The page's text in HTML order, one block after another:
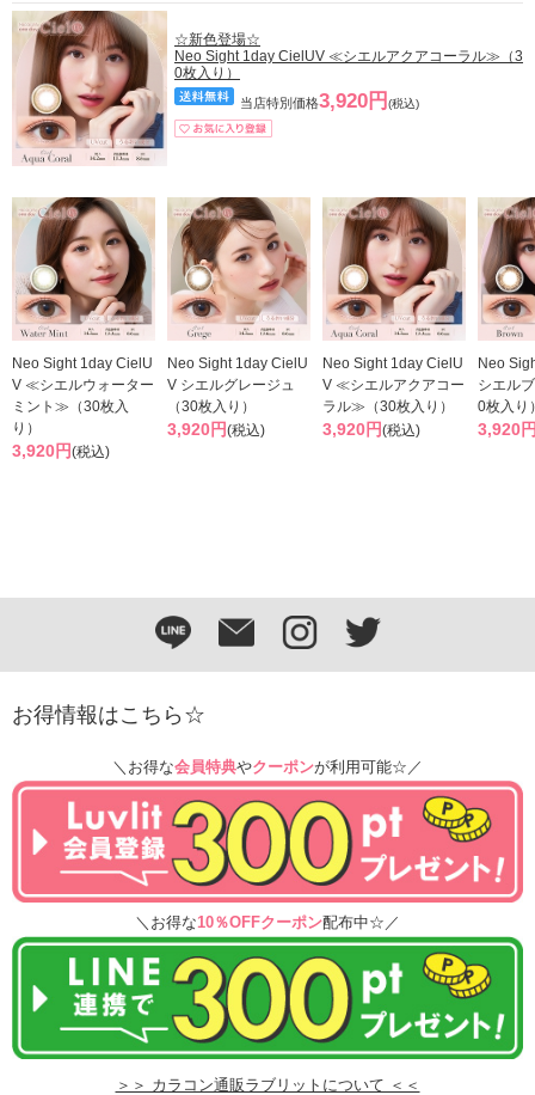
☆新色登場☆
Neo Sight 1day CielUV ≪シエルアクアコーラル≫（3
0枚入り）
当店特別価格3,920円 (税込)
Neo Sight 1day CielU
V ≪シエルウォーター
ミント≫（30枚入
り）
3,920円(税込)
Neo Sight 1day CielU
V シエルグレージュ
（30枚入り）
3,920円(税込)
Neo Sight 1day CielU
V ≪シエルアクアコー
ラル≫（30枚入り）
3,920円(税込)
Neo
シエル
0枚入り
3,920
お得情報はこちら☆
＼お得な会員特典やクーポンが利用可能☆／
＼お得な10％OFFクーポン配布中☆／
＞＞ カラコン通販ラブリットについて ＜＜